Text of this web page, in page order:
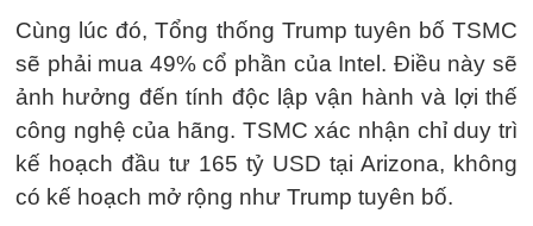
Cùng lúc đó, Tổng thống Trump tuyên bố TSMC
sẽ phải mua 49% cổ phần của Intel. Điều này sẽ
ảnh hưởng đến tính độc lập vận hành và lợi thế
công nghệ của hãng. TSMC xác nhận chỉ duy trì
kế hoạch đầu tư 165 tỷ USD tại Arizona, không
có kế hoạch mở rộng như Trump tuyên bố.